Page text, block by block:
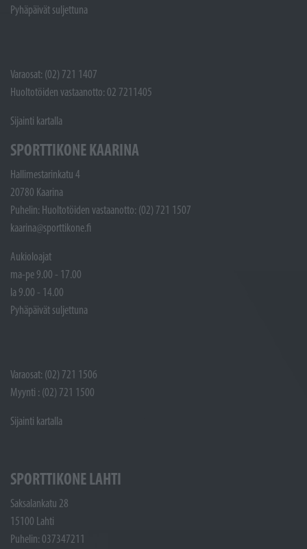
Pyhäpäivät suljettuna
Varaosat: (02) 721 1407
Huoltotöiden vastaanotto: 02 7211405
Sijainti kartalla
SPORTTIKONE KAARINA
Hallimestarinkatu 4
20780 Kaarina
Puhelin: Huoltotöiden vastaanotto: (02) 721 1507
kaarina@sporttikone.fi
Aukioloajat
ma-pe 9.00 - 17.00
la 9.00 - 14.00
Pyhäpäivät suljettuna
Varaosat: (02) 721 1506
Myynti : (02) 721 1500
Sijainti kartalla
SPORTTIKONE LAHTI
Saksalankatu 28
15100 Lahti
Puhelin: 037347211